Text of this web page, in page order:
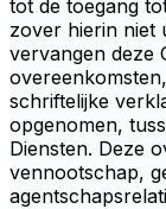
tot de toegang
zover hierin niet
vervangen deze
schriftelijke
opgenomen,
Diensten. Deze
vennootschap,